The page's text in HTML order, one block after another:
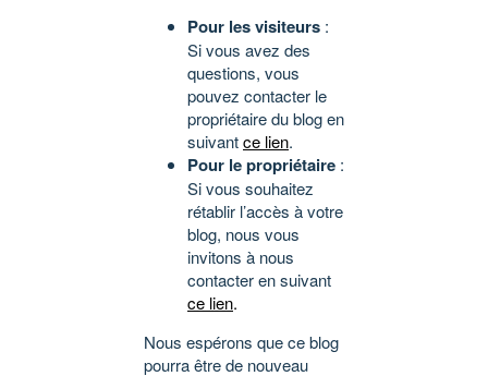
Pour les visiteurs :
Si vous avez des
questions, vous
pouvez contacter le
propriétaire du blog en
suivantce lien.
Pour le propriétaire :
Si vous souhaitez
rétablir l’accès à votre
blog, nous vous
invitons à nous
contacter en suivant
ce lien.
Nous espérons que ce blog
pourra être de nouveau